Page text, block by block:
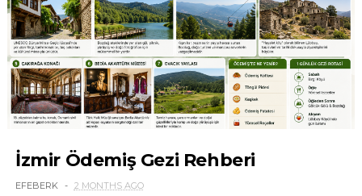
İzmir Ödemiş Gezi Rehberi
EFEBERK 2 MONTHS AGO